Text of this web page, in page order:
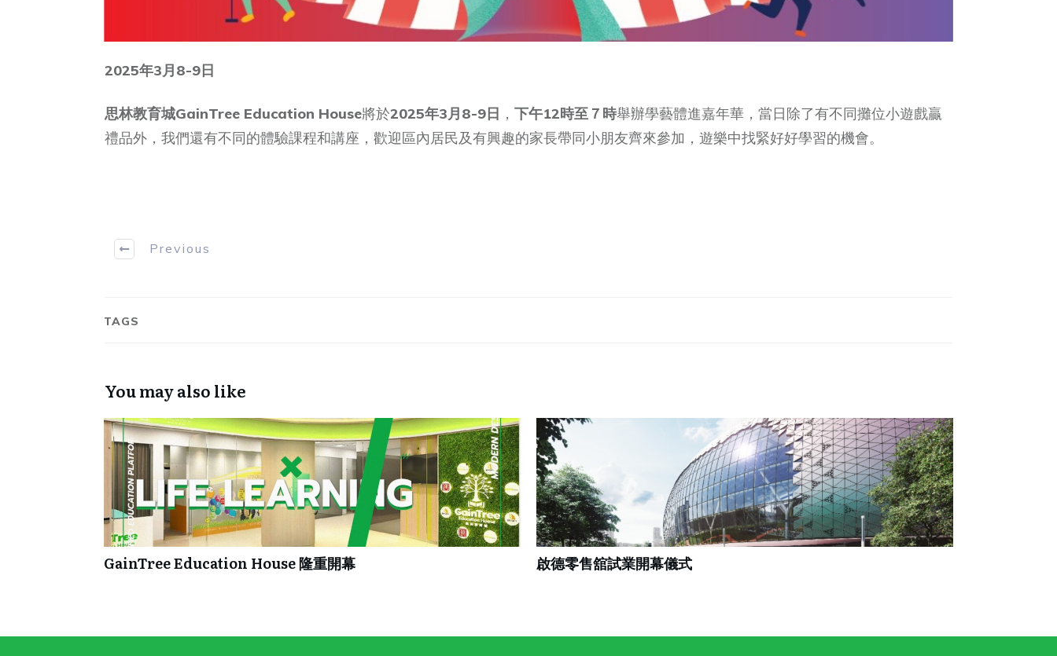
2025年3月8-9日
思林教育城GainTree Education House將於2025年3月8-9日 ， 下午12時至７時舉辦學藝體進嘉年華，當日除了有不同攤位小遊戲贏
禮品外，我們還有不同的體驗課程和講座，歡迎區內居民及有興趣的家長帶同小朋友齊來參加，遊樂中找緊好好學習的機會。
Previous
TAGS
You may also like
GainTree Education House 隆重開幕 啟德零售舘試業開幕儀式